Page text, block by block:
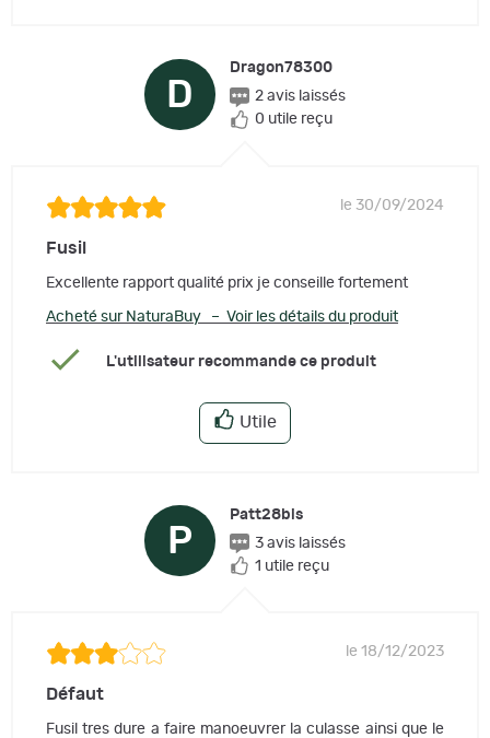
D
Dragon78300
2 avis laissés
0 utile reçu
le 30/09/2024
Fusil
Excellente rapport qualité prix je conseille fortement
Acheté sur NaturaBuy – Voir les détails du produit
L'utilisateur recommande ce produit
Utile
P
Patt28bis
3 avis laissés
1 utile reçu
le 18/12/2023
Défaut
Fusil tres dure a faire manoeuvrer la culasse ainsi que le